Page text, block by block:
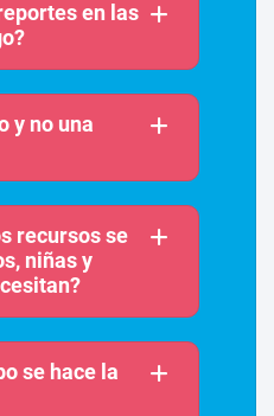
en las
y no una
recursos se
niñas y
se hace la